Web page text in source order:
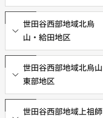
世田谷西部地域北烏
山・給田地区
世田谷西部地域北烏山
東部地区
世田谷西部地域上祖師